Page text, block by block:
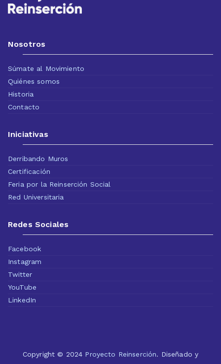
Nosotros
Súmate al Movimiento
Quiénes somos
Historia
Contacto
Iniciativas
Derribando Muros
Certificación
Feria por la Reinserción Social
Red Universitaria
Redes Sociales
Facebook
Instagram
Twitter
YouTube
LinkedIn
Copyright © 2024 Proyecto Reinserción. Diseñado y